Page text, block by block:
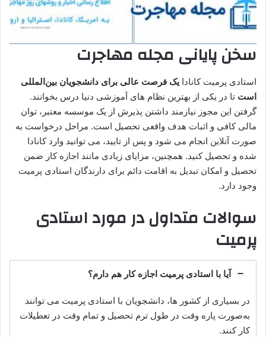
سخن پایانی مجله مهاجرت
استادی پرمیت کانادا یک فرصت عالی برای دانشجویان بین‌المللی
است تا در یکی از بهترین نظام‌ های آموزشی دنیا درس بخوانند.
گرفتن این مجوز نیازمند داشتن پذیرش از یک موسسه معتبر، توان
مالی کافی و اثبات هدف واقعی تحصیل است. مراحل درخواست به
صورت آنلاین انجام می‌ شود و پس از تایید، می‌ توانید وارد کانادا
شده و تحصیل کنید. همچنین، مزایای زیادی مانند اجازه کار ضمن
تحصیل و امکان تبدیل به اقامت دائم برای دارندگان استادی پرمیت
وجود دارد.
سوالات متداول در مورد استادی
پرمیت
آیا با استادی پرمیت اجازه کار هم دارم؟
در بسیاری از کشور ها، دانشجویان با استادی پرمیت می‌ توانند
به‌صورت پاره‌ وقت در طول ترم تحصیل و تمام‌ وقت در تعطیلات
کار کنند.